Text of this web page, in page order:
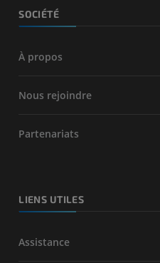
SOCIÉTÉ
À propos
Nous rejoindre
Partenariats
LIENS UTILES
Assistance